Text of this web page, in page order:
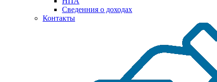
Сведенния о доходах
Контакты